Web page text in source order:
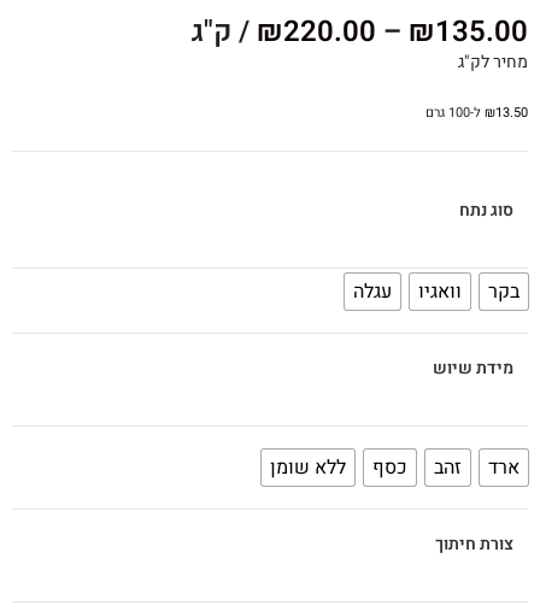
₪135.00
–
₪220.00 / ק"ג
מחיר לק"ג
₪13.50 ל-100 גרם
סוג נתח
בקר וואגיו עגלה
מידת שיוש
ארד זהב כסף ללא שומן
צורת חיתוך